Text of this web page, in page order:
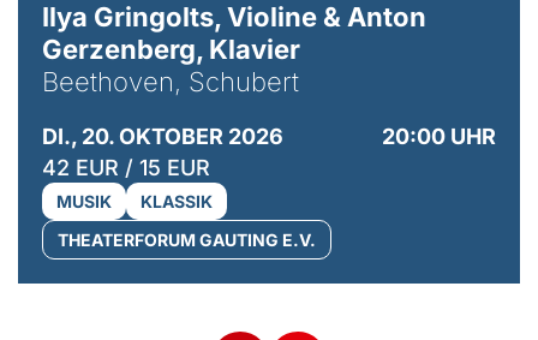
Ilya Gringolts, Violine & Anton
Gerzenberg, Klavier
Beethoven, Schubert
DI., 20. OKTOBER 2026
20:00 UHR
42 EUR / 15 EUR
MUSIK
KLASSIK
THEATERFORUM GAUTING E.V.